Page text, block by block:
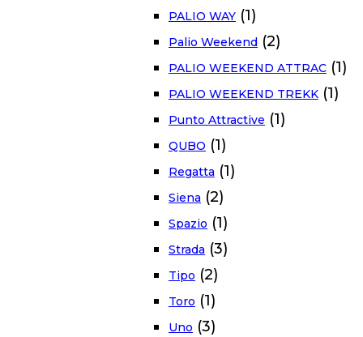
PALIO WAY (1)
Palio Weekend (2)
PALIO WEEKEND ATTRAC (1)
PALIO WEEKEND TREKK (1)
Punto Attractive (1)
QUBO (1)
Regatta (1)
Siena (2)
Spazio (1)
Strada (3)
Tipo (2)
Toro (1)
Uno (3)